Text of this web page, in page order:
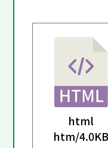
html
htm/4.0KB